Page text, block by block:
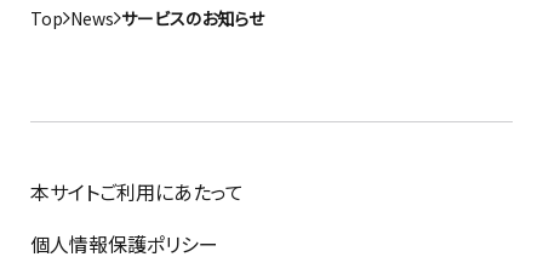
Top News サービスのお知らせ
本サイトご利用にあたって
個人情報保護ポリシー